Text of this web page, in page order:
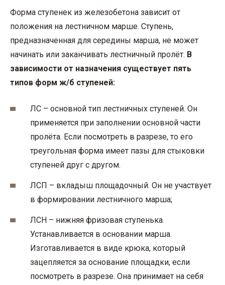
Форма ступенек из железобетона зависит от
положения на лестничном марше. Ступень,
предназначенная для середины марша, не может
начинать или заканчивать лестничный пролёт. В
зависимости от назначения существует пять
типов форм ж/б ступеней:
ЛС – основной тип лестничных ступеней. Он
применяется при заполнении основной части
пролёта. Если посмотреть в разрезе, то его
треугольная форма имеет пазы для стыковки
ступеней друг с другом.
ЛСП – вкладыш площадочный. Он не участвует
в формировании лестничного марша;
ЛСН – нижняя фризовая ступенька.
Устанавливается в основании марша.
Изготавливается в виде крюка, который
зацепляется за основание площадки, если
посмотреть в разрезе. Она принимает на себя